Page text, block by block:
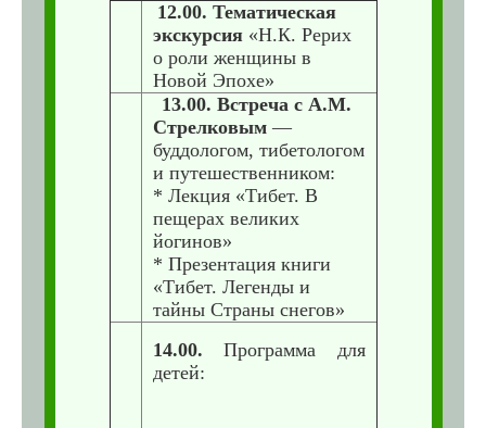
12.00. Тематическая
экскурсия«Н.К. Рерих
о роли женщины в
Новой Эпохе»
13.00. Встреча с А.М.
Стрелковым—
буддологом, тибетологом
и путешественником:
* Лекция «Тибет. В
пещерах великих
йогинов»
* Презентация книги
«Тибет. Легенды и
тайны Страны снегов»
14.00. Программа для
детей: